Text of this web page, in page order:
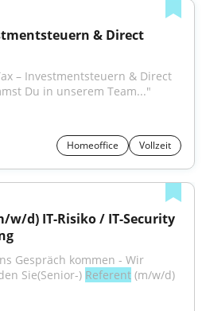
& Direct
– Investmentsteuern & Direct
Du in unserem Team..."
Homeoffice Vollzeit
w/d) IT-Risiko / IT-Security
Gespräch kommen - Wir
Sie(Senior-) Referent (m/w/d)